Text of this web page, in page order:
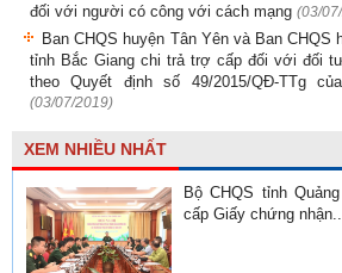
đối với người có công với cách mạng (03/
Ban CHQS huyện Tân Yên và Ban CHQS
tỉnh Bắc Giang chi trả trợ cấp đối với đối
theo Quyết định số 49/2015/QĐ-TTg
(03/07/2019)
XEM NHIỀU NHẤT
Bộ CHQS tỉnh
cấp Giấy chứng nhận...